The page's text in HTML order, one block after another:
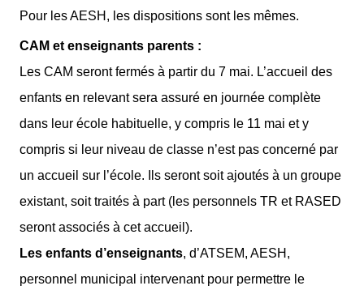
Pour les AESH, les dispositions sont les mêmes.
CAM et enseignants parents :
Les CAM seront fermés à partir du 7 mai. L’accueil des
enfants en relevant sera assuré en journée complète
dans leur école habituelle, y compris le 11 mai et y
compris si leur niveau de classe n’est pas concerné par
un accueil sur l’école. Ils seront soit ajoutés à un groupe
existant, soit traités à part (les personnels TR et RASED
seront associés à cet accueil).
Les enfants d’enseignants, d’ATSEM, AESH,
personnel municipal intervenant pour permettre le